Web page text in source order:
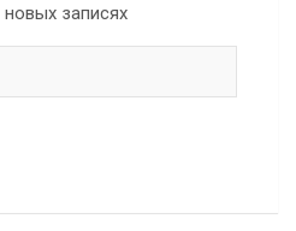
записях